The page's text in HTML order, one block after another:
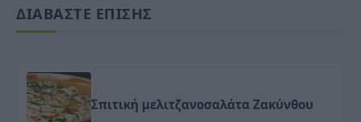
ΔΙΑΒΑΣΤΕ ΕΠΙΣΗΣ
Σπιτική μελιτζανοσαλάτα Ζακύνθου